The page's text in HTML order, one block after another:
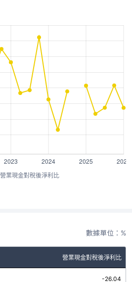
營業現金對稅後淨利比
數據單位：%
營業現金對稅後淨利比
-26.04